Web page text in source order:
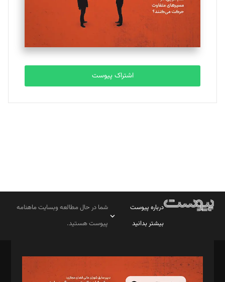
تحریریه
مصطفی مسجدی آرانی
تحریریه
بابک نقاش
تحریریه
اشتراک پیوست
درباره پیوست
بیشتر بدانید
شما در حال مطالعه وبسایت ماهنامه
پیوست هستید.
مدیر مسئول: محمدباقر اثنی‌عشری
سردبیر: مهرک محمودی